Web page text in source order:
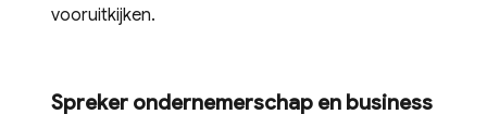
vooruitkijken.
Spreker ondernemerschap en business